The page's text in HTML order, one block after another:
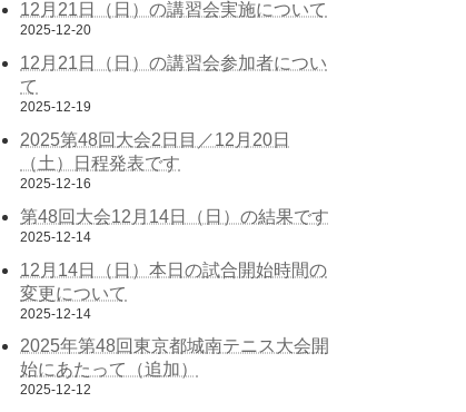
12月21日（日）の講習会実施について
2025-12-20
12月21日（日）の講習会参加者につい
て
2025-12-19
2025第48回大会2日目／12月20日
（土）日程発表です
2025-12-16
第48回大会12月14日（日）の結果です
2025-12-14
12月14日（日）本日の試合開始時間の
変更について
2025-12-14
2025年第48回東京都城南テニス大会開
始にあたって（追加）
2025-12-12